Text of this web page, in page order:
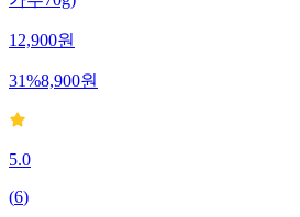
12,900원
31%8,900원
5.0
(6)